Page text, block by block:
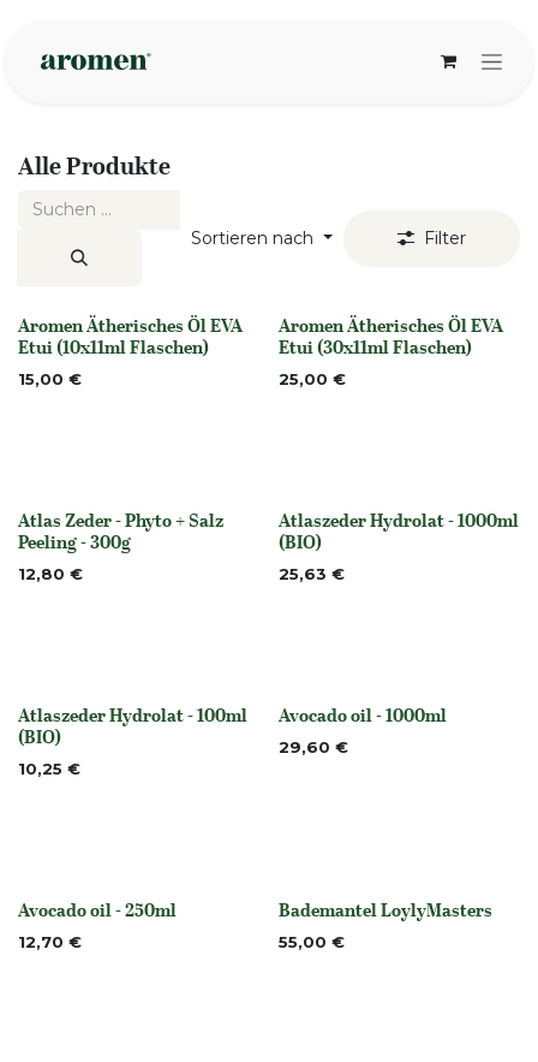
Alle Produkte
Sortieren nach Filter
None
Aromen Ätherisches Öl EVA
Etui (10x11ml Flaschen)
15,00 €
None
Aromen Ätherisches Öl EVA
Etui (30x11ml Flaschen)
25,00 €
None
Atlas Zeder - Phyto + Salz
Peeling - 300g
12,80 € Nicht vorrättig
Atlaszeder Hydrolat - 1000ml
(BIO)
25,63 €
Nicht vorrättig
Atlaszeder Hydrolat - 100ml
(BIO)
10,25 €
None
Avocado oil - 1000ml
29,60 €
None
Avocado oil - 250ml
12,70 € None
Bademantel LoylyMasters
55,00 €